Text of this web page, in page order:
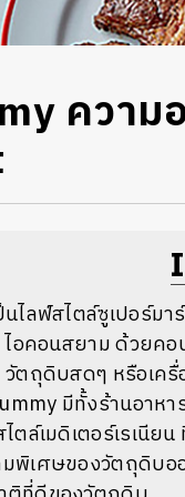
ควา
ไลฟ์สไตล์ซูเปอร์ม
ไอคอนสยาม ด้วยค
ตถุดิบสดๆ หรือเค
มีทั้งร้านอาห
ตล์เมดิเตอร์เรเนี
พิเศษของวัตถุดิบอ